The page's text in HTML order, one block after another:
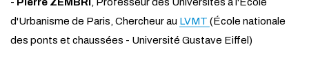
- Pierre ZEMBRI, Professeur des Universités à l'École
d'Urbanisme de Paris, Chercheur au LVMT (École nationale
des ponts et chaussées - Université Gustave Eiffel)